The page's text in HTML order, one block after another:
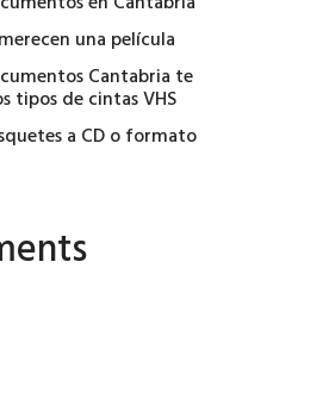
una película
Cantabria te
tipos de cintas VHS
a CD o formato